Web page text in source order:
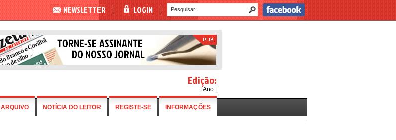
NEWSLETTER LOGIN
Edição:
| Ano |
ARQUIVO NOTÍCIA DO LEITOR REGISTE-SE INFORMAÇÕES